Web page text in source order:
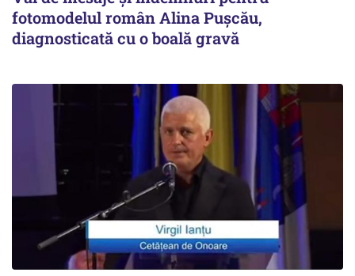
fotomodelul român Alina Pușcău,
diagnosticată cu o boală gravă